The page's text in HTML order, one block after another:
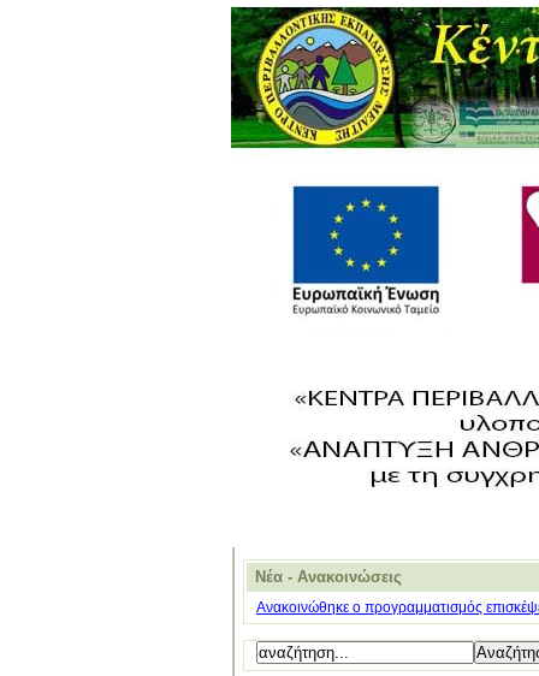
Νέα - Ανακοινώσεις
Ανακοινώθηκε ο προγραμματισμός